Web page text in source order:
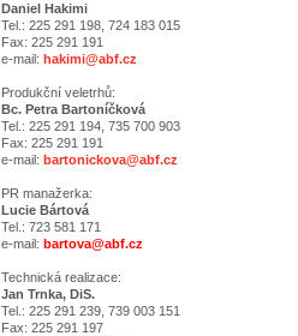
Daniel Hakimi
Tel.: 225 291 198, 724 183 015
Fax: 225 291 191
e-mail: hakimi@abf.cz
Produkční veletrhů:
Bc. Petra Bartoníčková
Tel.: 225 291 194, 735 700 903
Fax: 225 291 191
e-mail: bartonickova@abf.cz
PR manažerka:
Lucie Bártová
Tel.: 723 581 171
e-mail: bartova@abf.cz
Technická realizace:
Jan Trnka, DiS.
Tel.: 225 291 239, 739 003 151
Fax: 225 291 197